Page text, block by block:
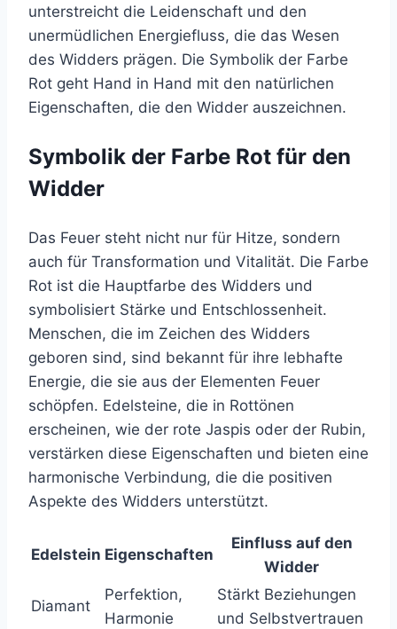
unterstreicht die Leidenschaft und den
unermüdlichen Energiefluss, die das Wesen
des Widders prägen. Die Symbolik der Farbe
Rot geht Hand in Hand mit den natürlichen
Eigenschaften, die den Widder auszeichnen.
Symbolik der Farbe Rot für den
Widder
Das Feuer steht nicht nur für Hitze, sondern
auch für Transformation und Vitalität. Die Farbe
Rot ist die Hauptfarbe des Widders und
symbolisiert Stärke und Entschlossenheit.
Menschen, die im Zeichen des Widders
geboren sind, sind bekannt für ihre lebhafte
Energie, die sie aus der Elementen Feuer
schöpfen. Edelsteine, die in Rottönen
erscheinen, wie der rote Jaspis oder der Rubin,
verstärken diese Eigenschaften und bieten eine
harmonische Verbindung, die die positiven
Aspekte des Widders unterstützt.
Edelstein Eigenschaften
Einfluss auf den
Widder
Diamant
Perfektion,
Harmonie
Stärkt Beziehungen
und Selbstvertrauen